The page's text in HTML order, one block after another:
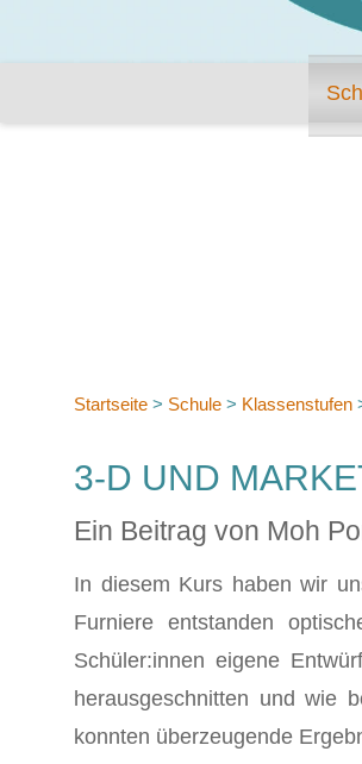
Startseite > Schule > Klassenstufen
3-D UND
Ein Beitrag von Moh
In diesem Kurs haben wir
Furniere entstanden
Schüler:innen eigene
herausgeschnitten und wie
konnten überzeugende